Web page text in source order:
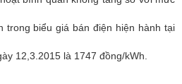
trong biểu giá bán điện hiện hành tại
12,3.2015 là 1747 đồng/kWh.